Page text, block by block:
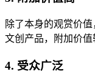
除了本身的观赏价
文创产品，附加价值
4. 受众广泛